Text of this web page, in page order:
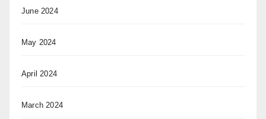
June 2024
May 2024
April 2024
March 2024